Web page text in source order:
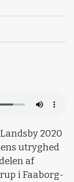
2020
utryghed
af
i Faaborg-